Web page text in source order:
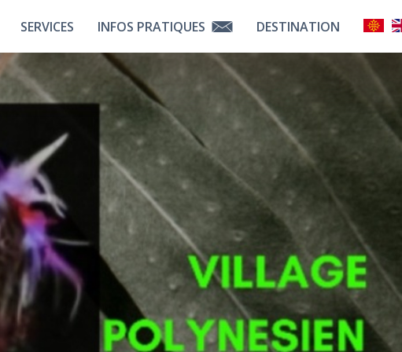
SERVICES
Tous Nos Services
Les Partenaires
INFOS PRATIQUES
Contactez Nous
Comment Venir ?
DESTINATION
Découvrir La Bigorre
Choisir Tarbes
Notre Équipe